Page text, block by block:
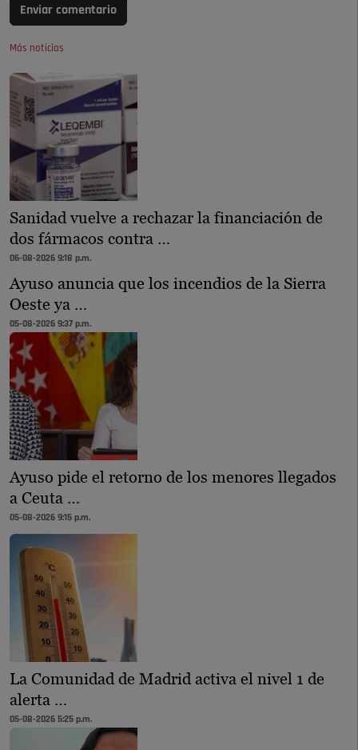
Enviar comentario
Más noticias
Sanidad vuelve a rechazar la financiación de
dos fármacos contra …
06-08-2026 9:18 p.m.
Ayuso anuncia que los incendios de la Sierra
Oeste ya …
05-08-2026 9:37 p.m.
Ayuso pide el retorno de los menores llegados
a Ceuta …
05-08-2026 9:15 p.m.
La Comunidad de Madrid activa el nivel 1 de
alerta …
05-08-2026 5:25 p.m.